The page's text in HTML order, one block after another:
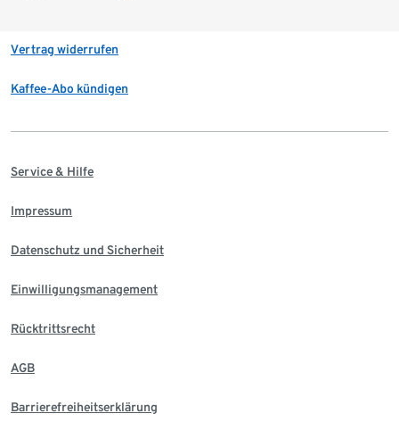
Vertrag widerrufen
Kaffee-Abo kündigen
Service & Hilfe
Impressum
Datenschutz und Sicherheit
Einwilligungsmanagement
Rücktrittsrecht
AGB
Barrierefreiheitserklärung